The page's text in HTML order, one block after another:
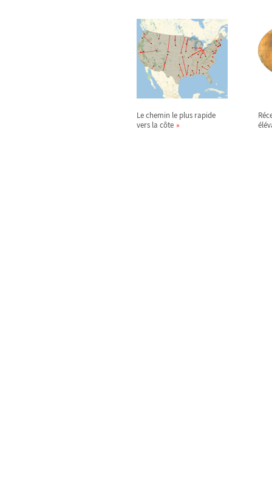
Le chemin le plus rapide
vers la côte